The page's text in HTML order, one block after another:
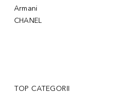
Armani
CHANEL
TOP CATEGORII